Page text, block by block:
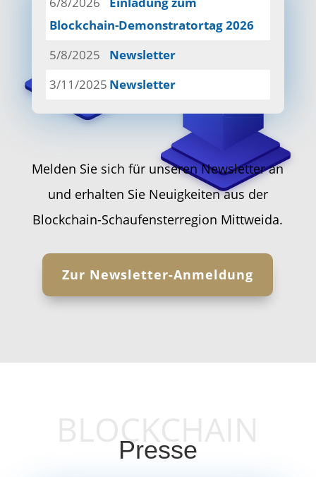
Blockchain-Demonstratortag 2026
5/8/2025
Newsletter
3/11/2025 Newsletter
Melden Sie sich für unseren Newsletter an
und erhalten Sie Neuigkeiten aus der
Blockchain-Schaufensterregion Mittweida.
Zur Newsletter-Anmeldung
BLOCKCHAIN
Presse